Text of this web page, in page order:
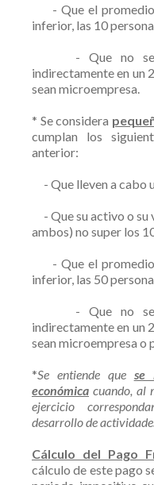
- Que el promedio
inferior, las 10
- Que no se
indirectamente en un
sean microempresa.
* Se considera
cumplan los
anterior:
- Que lleven a cabo
- Que su activo o su
ambos) no super los
- Que el promedio
inferior, las 50
- Que no se
indirectamente en un
sean microempresa o
*Se entiende que se
económica cuando, al
ejercicio
desarrollo de
Cálculo del Pago
cálculo de este pago